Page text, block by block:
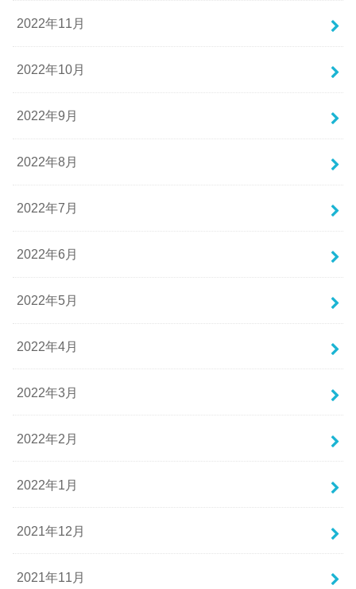
2022年11月
2022年10月
2022年9月
2022年8月
2022年7月
2022年6月
2022年5月
2022年4月
2022年3月
2022年2月
2022年1月
2021年12月
2021年11月